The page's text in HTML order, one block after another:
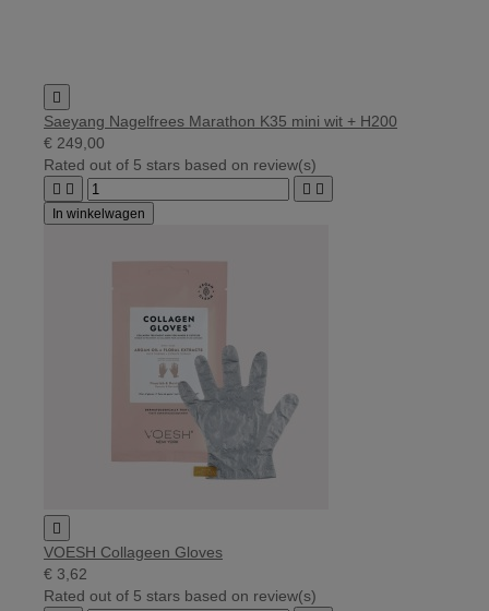

Saeyang Nagelfrees Marathon K35 mini wit + H200
€ 249,00
Rated out of 5 stars based on review(s)
   
In winkelwagen

VOESH Collageen Gloves
€ 3,62
Rated out of 5 stars based on review(s)